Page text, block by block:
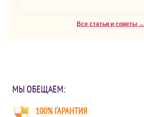
Все статьи и советы →
МЫ ОБЕЩАЕМ:
100% ГАРАНТИЯ